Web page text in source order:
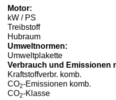
Motor:
kW / PS
Treibstoff
Hubraum
Umweltnormen:
Umweltplakette
Verbrauch und Emissionen
Kraftstoffverbr. komb.
CO2-Emissionen komb.
CO2-Klasse